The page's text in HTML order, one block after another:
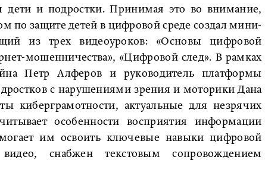
и подростки. Принимая это во внимание,
по защите детей в цифровой среде создал мини-
из трех видеоуроков: «Основы цифровой
мошенничества», «Цифровой след». В рамках
Петр Алферов и руководитель платформы
с нарушениями зрения и моторики Дана
киберграмотности, актуальные для незрячих
особенности восприятия информации
им освоить ключевые навыки цифровой
снабжен текстовым сопровождением